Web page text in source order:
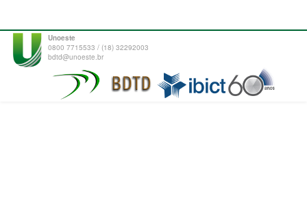
Unoeste
0800 7715533 / (18) 32292003
bdtd@unoeste.br